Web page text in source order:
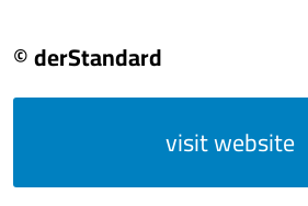
© derStandard
visit website